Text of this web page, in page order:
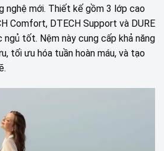
nghệ mới. Thiết kế gồm 3 lớp cao
Comfort, DTECH Support và DURE
ngủ tốt. Nệm này cung cấp khả năng
tối ưu hóa tuần hoàn máu, và tạo